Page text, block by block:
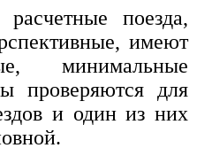
поезда,
имеют
минимальные
проверяются для
и один из них